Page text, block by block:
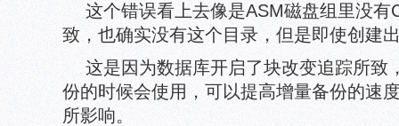
这个错误看上去像是ASM磁盘组里没有
致，也确实没有这个目录，但是即使创建
这是因为数据库开启了块改变追踪所致
份的时候会使用，可以提高增量备份的速
所影响。